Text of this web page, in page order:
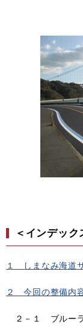
＜インデック
１ しまなみ海道
２ 今回の整備内
２－１ ブルー